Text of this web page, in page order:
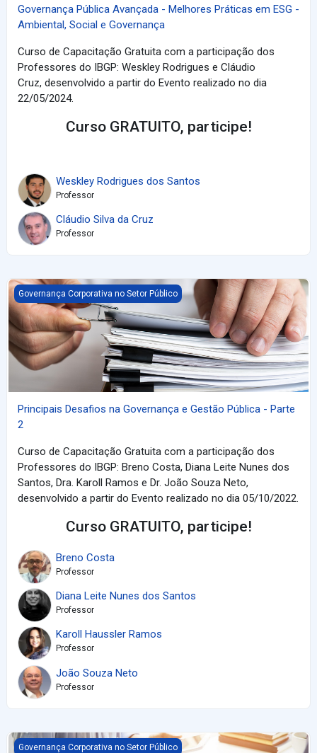
Governança Pública Avançada - Melhores Práticas em ESG -
Ambiental, Social e Governança
Curso de Capacitação Gratuita com a participação dos
Professores do IBGP: Weskley Rodrigues e Cláudio
Cruz, desenvolvido a partir do Evento realizado no dia
22/05/2024.
Curso GRATUITO, participe!
Weskley Rodrigues dos Santos
Professor
Cláudio Silva da Cruz
Professor
Principais Desafios na Governança e Gestão Pública - Parte 2
Governança Corporativa no Setor Público
Principais Desafios na Governança e Gestão Pública - Parte
2
Curso de Capacitação Gratuita com a participação dos
Professores do IBGP: Breno Costa, Diana Leite Nunes dos
Santos, Dra. Karoll Ramos e Dr. João Souza Neto,
desenvolvido a partir do Evento realizado no dia 05/10/2022.
Curso GRATUITO, participe!
Breno Costa
Professor
Diana Leite Nunes dos Santos
Professor
Karoll Haussler Ramos
Professor
João Souza Neto
Professor
Principais Desafios na Governança e Gestão Pública – Parte I -
Governança Corporativa no Setor Público